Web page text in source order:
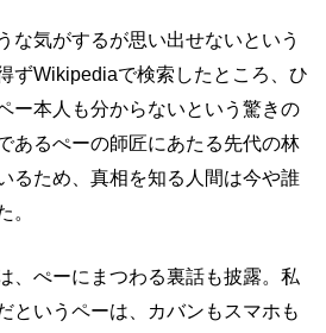
な気がするが思い出せないという
ずWikipediaで検索したところ、ひ
ー本人も分からないという驚きの
あるぺーの師匠にあたる先代の林
るため、真相を知る人間は今や誰
。
、ぺーにまつわる裏話も披露。私
というペーは、カバンもスマホも